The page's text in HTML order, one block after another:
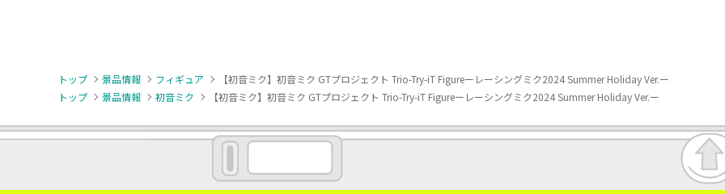
トップ 景品情報 フィギュア
【初音ミク】初音ミク GTプロジェクト Trio-Try-iT Figureーレーシングミク2024 Summer Holiday Ver.ー
トップ
景品情報 初音ミク 【初音ミク】初音ミク GTプロジェクト Trio-Try-iT Figureーレーシングミク2024 Summer Holiday Ver.ー